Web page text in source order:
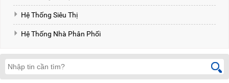
Hệ Thống Siêu Thị
Hệ Thống Nhà Phân Phối